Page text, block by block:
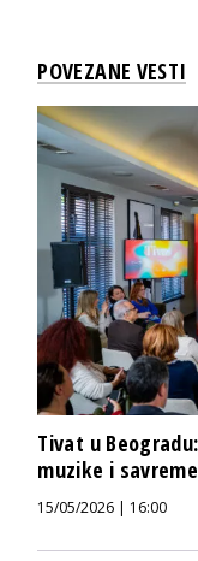
POVEZANE VESTI
Tivat u
muzike i
15/05/2026 | 16:00